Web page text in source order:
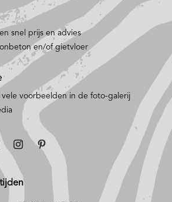
snel prijs en advies
en/of gietvloer
vele voorbeelden in de foto-galerij